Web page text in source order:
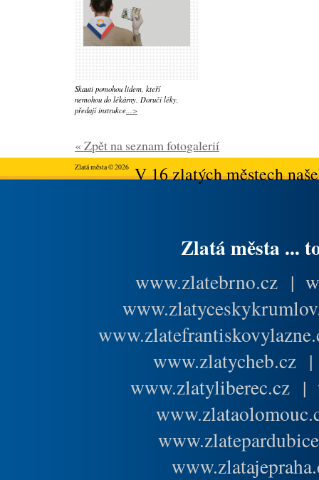
Skauti pomohou lidem, kteří
nemohou do lékárny. Doručí léky,
předají instrukce...>
« Zpět na seznam fotogalerií
Zlatá města © 2026V 16 zlatých městech
Zlatá města ...
www.zlatebrno.cz |
www.zlatycheb.cz
www.zlatyliberec.cz |